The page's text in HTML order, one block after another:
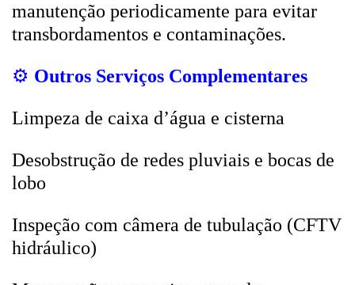
manutenção periodicamente para evitar
transbordamentos e contaminações.
⚙️ Outros Serviços Complementares
Limpeza de caixa d’água e cisterna
Desobstrução de redes pluviais e bocas de
lobo
Inspeção com câmera de tubulação (CFTV
hidráulico)